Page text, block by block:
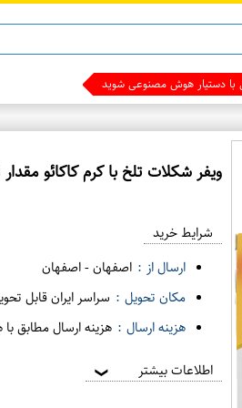
با دستیار هوش مصنوعی شوید
ویفر شکلات تلخ با کرم کاکائو مقدار 38 گرم بسته 5 عددی لاگو
شرایط خرید
ارسال از : اصفهان-اصفهان
مکان تحویل : سراسر ایران قابل
هزینه ارسال : هزینه ارسال مطابق
اطلاعات بیشتر ❯